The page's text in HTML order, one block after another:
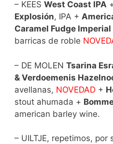
– KEES West Coast IPA
Explosión, IPA +
Caramel Fudge
barricas de roble
– DE MOLEN Tsarina
& Verdoemenis
avellanas, NOVEDAD +
stout ahumada +
american barley wine.
– UILTJE, repetimos, por